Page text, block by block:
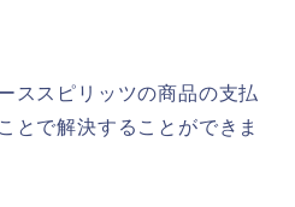
ススピリッツの商品の支払
とで解決することができま